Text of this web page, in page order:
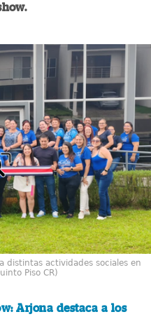
distintas actividades sociales en
Piso CR)
Arjona destaca a los